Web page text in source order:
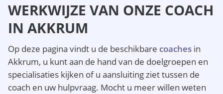
WERKWIJZE VAN ONZE COACH
IN AKKRUM
Op deze pagina vindt u de beschikbare coaches in
Akkrum, u kunt aan de hand van de doelgroepen en
specialisaties kijken of u aansluiting ziet tussen de
coach en uw hulpvraag. Mocht u meer willen weten